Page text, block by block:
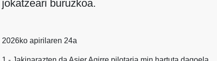
jokatzeari buruzkoa.
2026ko apirilaren 24a